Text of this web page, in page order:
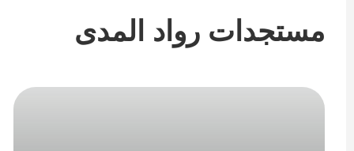
مستجدات رواد المدى